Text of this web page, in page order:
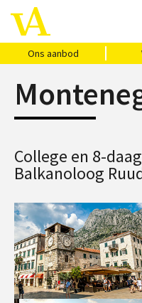
Ons aanbod
Home
Ons aanbod
Agenda
VAthuis
Over ons
Vragen?
Cadeaubon
College en 8-
Balkanoloog